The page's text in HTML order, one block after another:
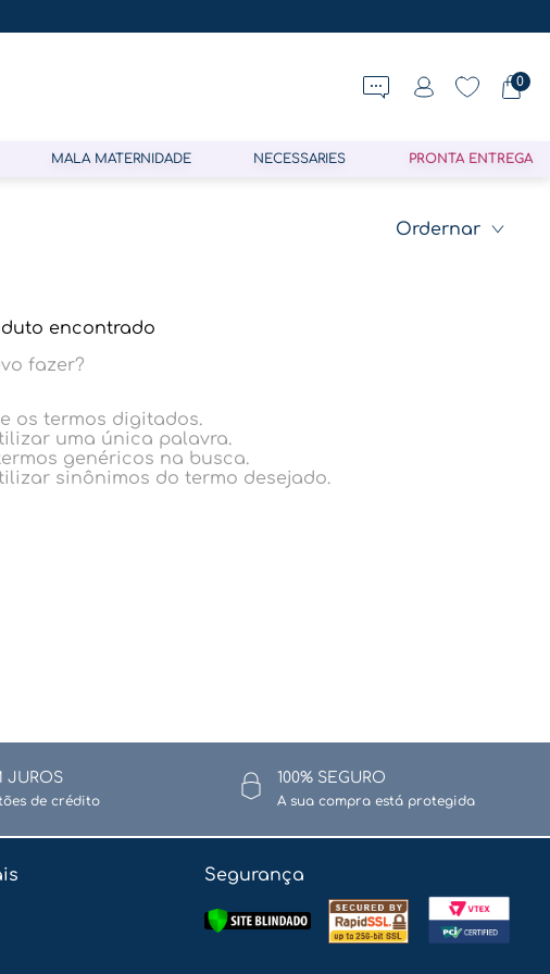
0
MALA MATERNIDADE NECESSARIES PRONTA ENTREGA
encontrado
fazer?
os termos digitados.
uma única palavra.
genéricos na busca.
sinônimos do termo desejado.
JUROS
de crédito
100% SEGURO
A sua compra está protegida
Segurança